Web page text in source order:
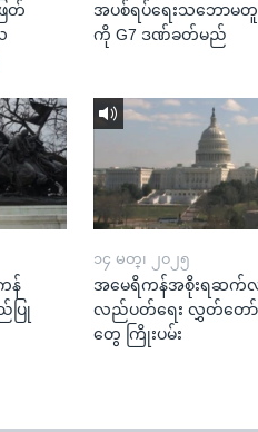
တ်
အပစ်ရပ်ရေးသဘောမတူ
ကို G7 ဒဏ်ခတ်မည်
န်
ြု
၁၄ မတ္၊ ၂၀၂၅
အမေရိကန်အစိုးရဆက်
လည်ပတ်ရေး လွှတ်တေ
တွေ ကြိုးပမ်း